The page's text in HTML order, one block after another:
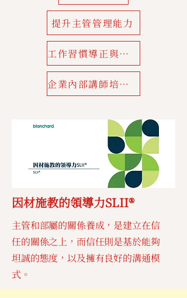
提升主管管理能力
工作習慣導正與工作指導技巧
企業內部講師培訓班
因材施教的領導力SLII®
主管和部屬的關係養成，是建立在信
任的關係之上，而信任則是基於能夠
坦誠的態度，以及擁有良好的溝通模
式。